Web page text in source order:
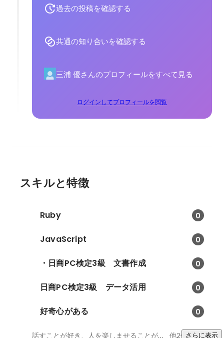
過去の投稿を確認する
共通の知り合いを確認する
三浦 優さんのプロフィールをすべて見る
ログインしてプロフィールを閲覧
スキルと特徴
Ruby 0
JavaScript 0
・日商PC検定3級 文書作成 0
日商PC検定3級 データ活用 0
好奇心がある 0
話すことが好き、人を楽しませることが好き、人や物事を決めつけない 他2件さらに表示